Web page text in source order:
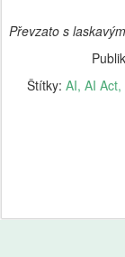
Převzato s
Štítky: AI AI Act